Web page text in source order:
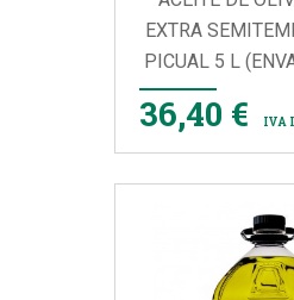
EXTRA
PICUAL 5 L
36,40 € IVA